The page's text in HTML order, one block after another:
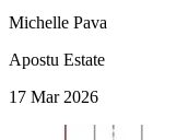
Michelle Pava
Apostu Estate
17 Mar 2026